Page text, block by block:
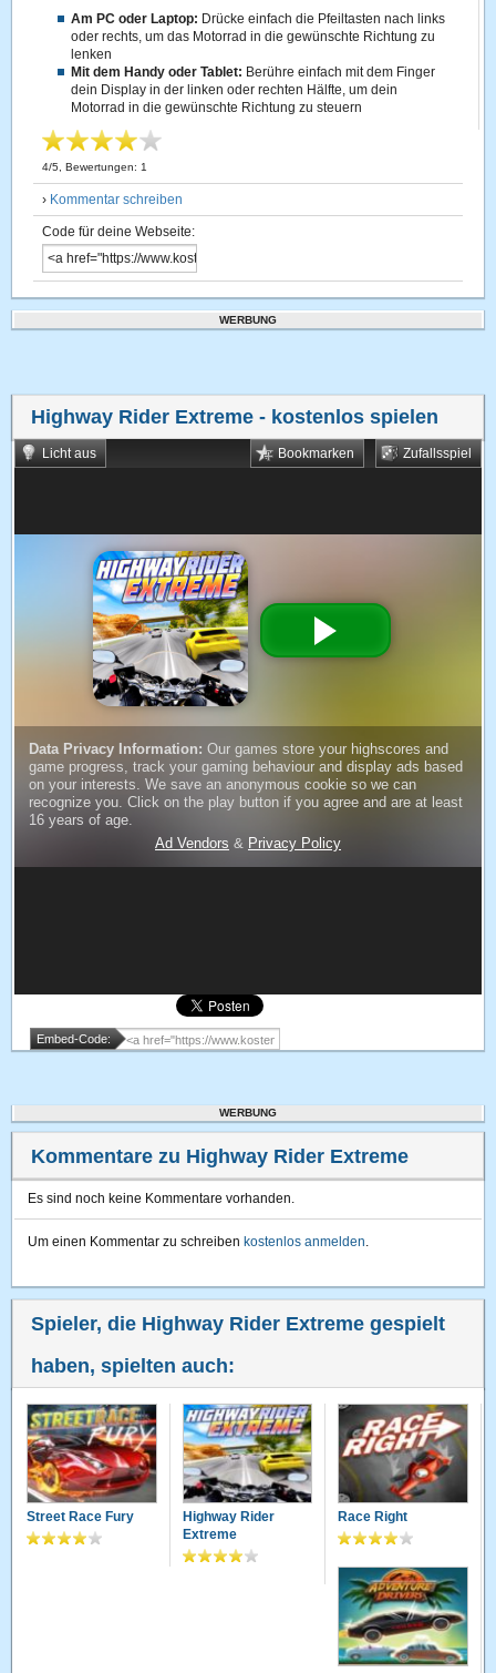
Am PC oder Laptop: Drücke einfach die Pfeiltasten nach links
oder rechts, um das Motorrad in die gewünschte Richtung zu
lenken
Mit dem Handy oder Tablet: Berühre einfach mit dem Finger
dein Display in der linken oder rechten Hälfte, um dein
Motorrad in die gewünschte Richtung zu steuern
4/5 , Bewertungen: 1
› Kommentar schreiben
Code für deine Webseite:
WERBUNG
Highway Rider Extreme - kostenlos spielen
Licht aus Zufallsspiel
Bookmarken
Embed-Code:
WERBUNG
Kommentare zu Highway Rider Extreme
Es sind noch keine Kommentare vorhanden.
Um einen Kommentar zu schreiben kostenlos anmelden.
Spieler, die Highway Rider Extreme gespielt
haben, spielten auch:
Street Race Fury
Highway Rider
Extreme
Race Right